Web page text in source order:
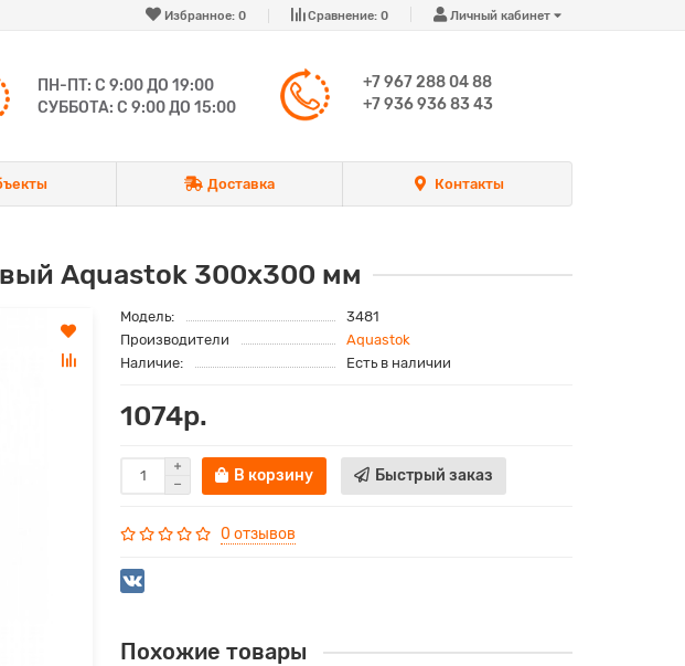
Личный кабинет
Сравнение: 0
Избранное: 0
ПН-ПТ: С 9:00 ДО 19:00
СУББОТА: С 9:00 ДО 15:00
+7 967 288 04 88
+7 936 936 83 43
Доставка Контакты
Aquastok 300х300 мм
Модель:
3481
Производители
Aquastok
Наличие:
Есть в наличии
1074р.
В корзину Быстрый заказ
0 отзывов
Похожие товары